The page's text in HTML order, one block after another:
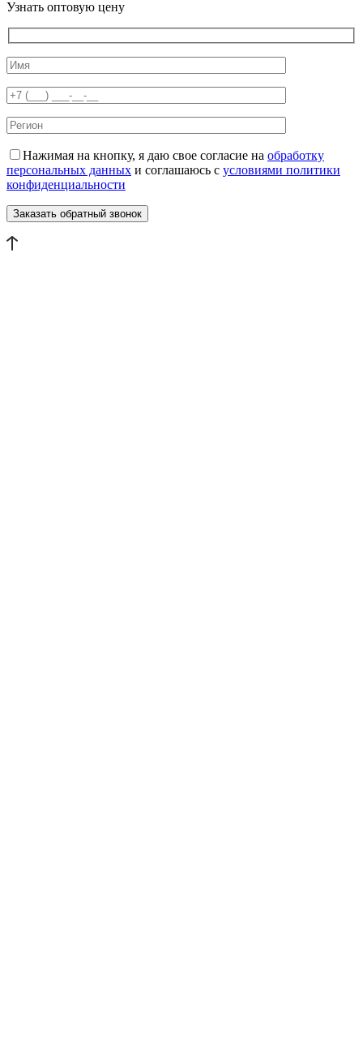
Узнать оптовую цену
Нажимая на кнопку, я даю свое согласие на обработку
персональных данных и соглашаюсь с условиями политики
конфиденциальности